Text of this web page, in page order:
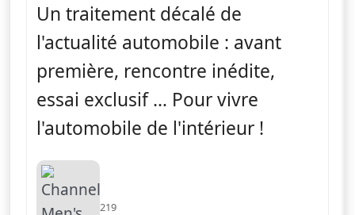
Un traitement décalé de
l'actualité automobile : avant
première, rencontre inédite,
essai exclusif … Pour vivre
l'automobile de l'intérieur !
219